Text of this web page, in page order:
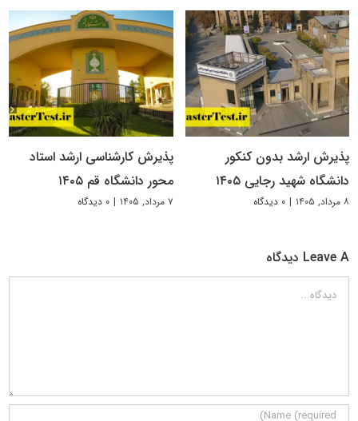
پذیرش ارشد بدون کنکور
دانشگاه شهید رجایی ۱۴۰۵
۸ مرداد, ۱۴۰۵ | ۰ دیدگاه
پذیرش کارشناسی ارشد استاد
محور دانشگاه قم ۱۴۰۵
۷ مرداد, ۱۴۰۵ | ۰ دیدگاه
Leave A دیدگاه
دیدگاه